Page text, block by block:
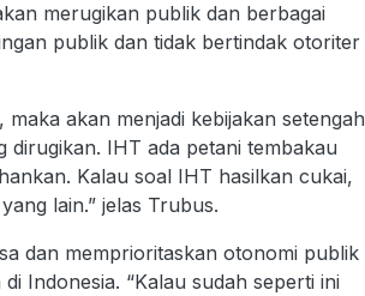
merugikan publik dan berbagai
publik dan tidak bertindak otoriter
akan menjadi kebijakan setengah
IHT ada petani tembakau
Kalau soal IHT hasilkan cukai,
lain.” jelas Trubus.
dan memprioritaskan otonomi publik
Indonesia. “Kalau sudah seperti ini